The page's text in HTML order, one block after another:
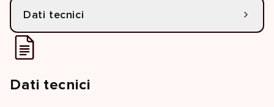
Dati tecnici
Dati tecnici